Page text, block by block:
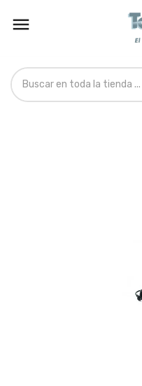
